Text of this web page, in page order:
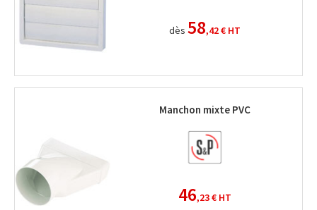
dès 58,42 €HT
Manchon mixte PVC
46,23 €HT